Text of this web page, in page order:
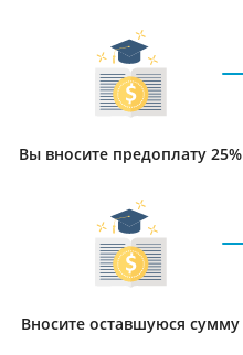
Вы вносите предоплату 25%
Вносите оставшуюся сумму